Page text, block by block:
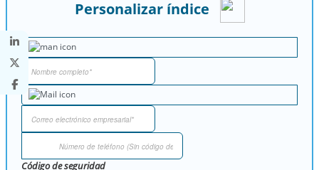
Personalizar índice
Código de seguridad